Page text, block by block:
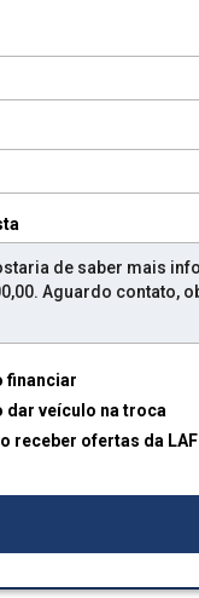
financiar
dar veículo na troca
Desejo